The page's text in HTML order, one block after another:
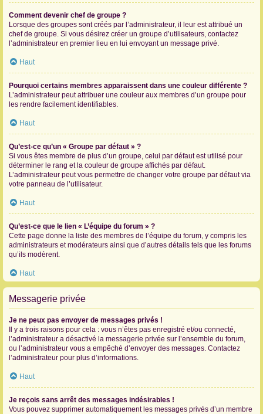
Comment devenir chef de groupe ?
Lorsque des groupes sont créés par l’administrateur, il leur est attribué un
chef de groupe. Si vous désirez créer un groupe d’utilisateurs, contactez
l’administrateur en premier lieu en lui envoyant un message privé.
Haut
Pourquoi certains membres apparaissent dans une couleur différente ?
L’administrateur peut attribuer une couleur aux membres d’un groupe pour
les rendre facilement identifiables.
Haut
Qu’est-ce qu’un « Groupe par défaut » ?
Si vous êtes membre de plus d’un groupe, celui par défaut est utilisé pour
déterminer le rang et la couleur de groupe affichés par défaut.
L’administrateur peut vous permettre de changer votre groupe par défaut via
votre panneau de l’utilisateur.
Haut
Qu’est-ce que le lien « L’équipe du forum » ?
Cette page donne la liste des membres de l’équipe du forum, y compris les
administrateurs et modérateurs ainsi que d’autres détails tels que les forums
qu’ils modèrent.
Haut
Messagerie privée
Je ne peux pas envoyer de messages privés !
Il y a trois raisons pour cela : vous n’êtes pas enregistré et/ou connecté,
l’administrateur a désactivé la messagerie privée sur l’ensemble du forum,
ou l’administrateur vous a empêché d’envoyer des messages. Contactez
l’administrateur pour plus d’informations.
Haut
Je reçois sans arrêt des messages indésirables !
Vous pouvez supprimer automatiquement les messages privés d’un membre